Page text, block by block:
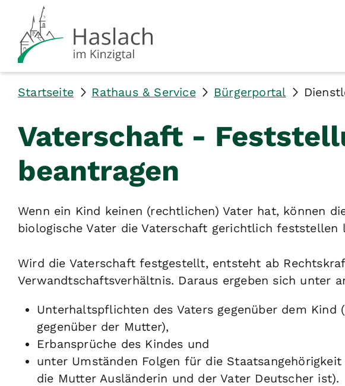
Startseite Rathaus & Service Bürgerportal
Vaterschaft -
beantragen
Wenn ein Kind keinen (rechtlichen) Vater hat, können
biologische Vater die Vaterschaft gerichtlich feststellen
Wird die Vaterschaft festgestellt, entsteht ab
Verwandtschaftsverhältnis. Daraus ergeben sich unter
Unterhaltspflichten des Vaters gegenüber dem Kind
gegenüber der Mutter),
Erbansprüche des Kindes und
unter Umständen Folgen für die Staatsangehörigkeit
die Mutter Ausländerin und der Vater Deutscher ist).